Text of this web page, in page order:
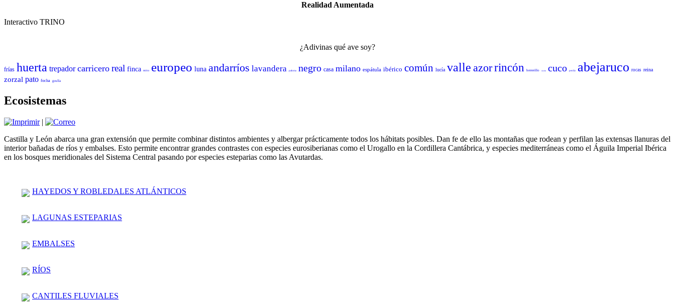
Realidad Aumentada
Interactivo TRINO
¿Adivinas qué ave soy?
frías huerta trepador carricero real finca mito europeo luna andarríos lavandera paloma negro casa milano espátula ibérico común lucía valle azorrincón herrerillo sisón cuco perdiz abejaruco rocas reina
zorzal pato focha grulla
Ecosistemas
|
Castilla y León abarca una gran extensión que permite combinar distintos ambientes y albergar prácticamente todos los hábitats posibles. Dan fe de ello las montañas que rodean y perfilan las extensas llanuras del
interior bañadas de ríos y embalses. Esto permite encontrar grandes contrastes con especies eurosiberianas como el Urogallo en la Cordillera Cantábrica, y especies mediterráneas como el Águila Imperial Ibérica
en los bosques meridionales del Sistema Central pasando por especies esteparias como las Avutardas.
HAYEDOS Y ROBLEDALES ATLÁNTICOS
LAGUNAS ESTEPARIAS
EMBALSES
RÍOS
CANTILES FLUVIALES